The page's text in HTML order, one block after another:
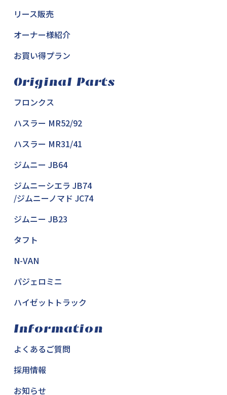
リース販売
オーナー様紹介
お買い得プラン
Original Parts
フロンクス
ハスラー MR52/92
ハスラー MR31/41
ジムニー JB64
ジムニーシエラ JB74
/ジムニーノマド JC74
ジムニー JB23
タフト
N-VAN
パジェロミニ
ハイゼットトラック
Information
よくあるご質問
採用情報
お知らせ